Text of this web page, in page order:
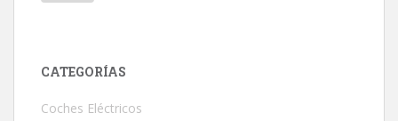
CATEGORÍAS
Coches Eléctricos